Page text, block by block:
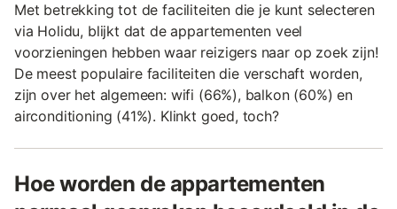
Met betrekking tot de faciliteiten die je kunt selecteren
via Holidu, blijkt dat de appartementen veel
voorzieningen hebben waar reizigers naar op zoek zijn!
De meest populaire faciliteiten die verschaft worden,
zijn over het algemeen: wifi (66%), balkon (60%) en
airconditioning (41%). Klinkt goed, toch?
Hoe worden de appartementen